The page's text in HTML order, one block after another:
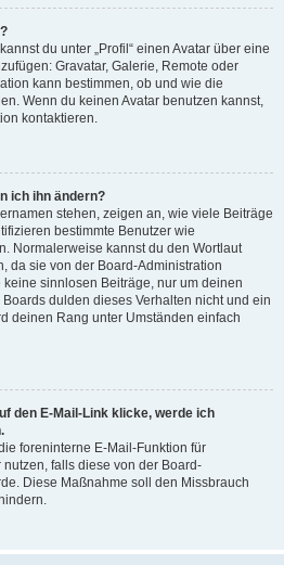
du unter „Profil“ einen Avatar über eine
Gravatar, Galerie, Remote oder
kann bestimmen, ob und wie die
Wenn du keinen Avatar benutzen kannst,
kontaktieren.
ich ihn ändern?
stehen, zeigen an, wie viele Beiträge
bestimmte Benutzer wie
Normalerweise kannst du den Wortlaut
da sie von der Board-Administration
sinnlosen Beiträge, nur um deinen
dulden dieses Verhalten nicht und ein
deinen Rang unter Umständen einfach
den E-Mail-Link klicke, werde ich
foreninterne E-Mail-Funktion für
falls diese von der Board-
Diese Maßnahme soll den Missbrauch